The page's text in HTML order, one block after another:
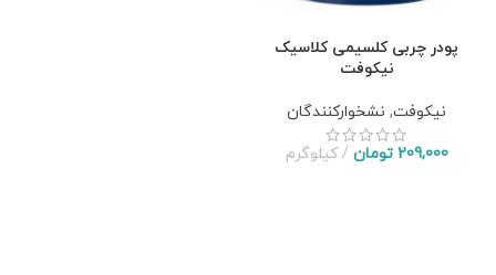
پودر چربی کلسیمی کلاسیک
نیکوفت
نیکوفت, نشخوارکنندگان
209,000 تومان کیلوگرم